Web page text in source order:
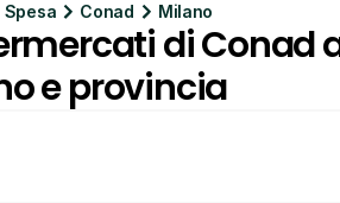
Spesa Conad Milano
di Conad
e provincia